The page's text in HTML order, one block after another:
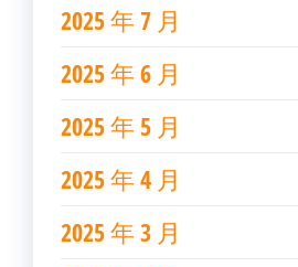
2025 年 7 月
2025 年 6 月
2025 年 5 月
2025 年 4 月
2025 年 3 月